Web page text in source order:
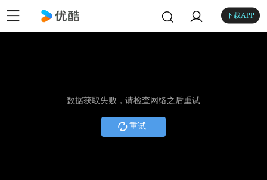
下载APP
数据获取失败，请检查网络之后重试
重试